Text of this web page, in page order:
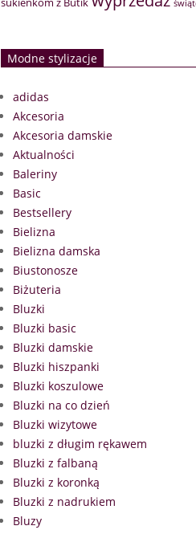
Modne stylizacje
adidas
Akcesoria
Akcesoria damskie
Aktualności
Baleriny
Basic
Bestsellery
Bielizna
Bielizna damska
Biustonosze
Biżuteria
Bluzki
Bluzki basic
Bluzki damskie
Bluzki hiszpanki
Bluzki koszulowe
Bluzki na co dzień
Bluzki wizytowe
bluzki z długim rękawem
Bluzki z falbaną
Bluzki z koronką
Bluzki z nadrukiem
Bluzy